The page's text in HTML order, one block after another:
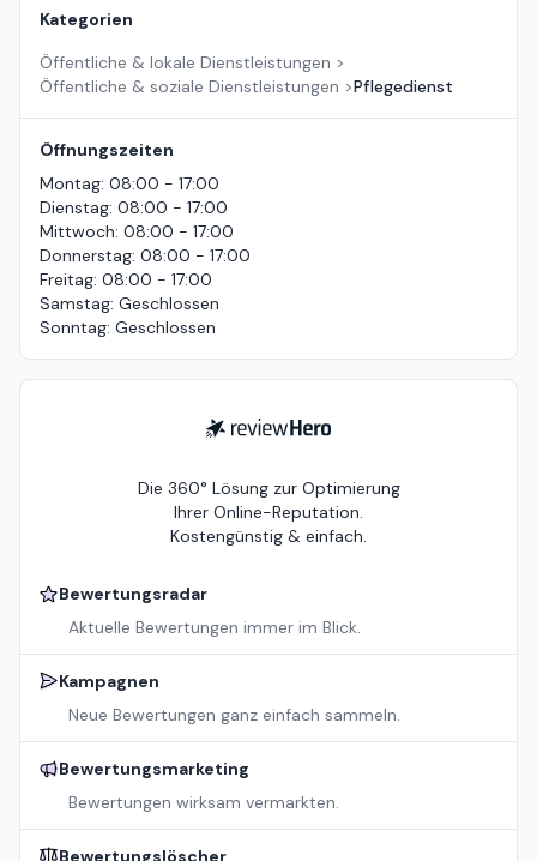
Kategorien
Öffentliche & lokale Dienstleistungen >
Öffentliche & soziale Dienstleistungen >Pflegedienst
Öffnungszeiten
Montag: 08:00 - 17:00
Dienstag: 08:00 - 17:00
Mittwoch: 08:00 - 17:00
Donnerstag: 08:00 - 17:00
Freitag: 08:00 - 17:00
Samstag: Geschlossen
Sonntag: Geschlossen
ReviewHero
Die 360° Lösung zur Optimierung
Ihrer Online-Reputation.
Kostengünstig & einfach.
Bewertungsradar
Aktuelle Bewertungen immer im Blick.
Kampagnen
Neue Bewertungen ganz einfach sammeln.
Bewertungsmarketing
Bewertungen wirksam vermarkten.
Bewertungslöscher